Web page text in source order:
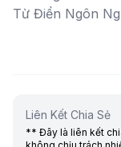
Từ Điển Ngôn
Liên Kết Chia Sẻ
** Đây là liên kết